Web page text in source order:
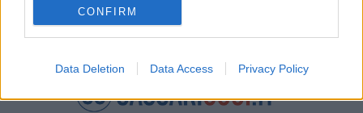
CONFIRM
Data Deletion Data Access Privacy Policy